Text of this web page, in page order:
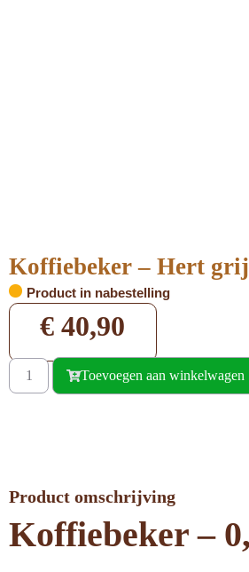
Koffiebeker – Hert
Product in nabestelling
€ 40,90
Toevoegen aan winkelwagen
Product omschrijving
Koffiebeker –